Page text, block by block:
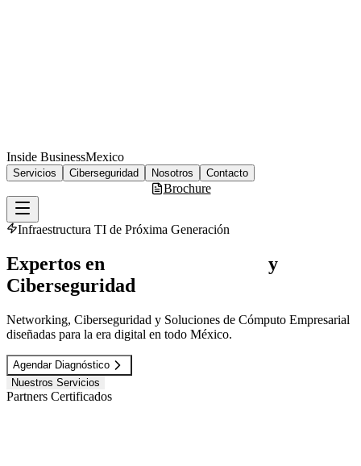
Inside BusinessMexico
Servicios Ciberseguridad Nosotros Contacto
Brochure
Infraestructura TI de Próxima Generación
Expertos en
y
Ciberseguridad
Networking, Ciberseguridad y Soluciones de Cómputo Empresarial
diseñadas para la era digital en todo México.
Agendar Diagnóstico
Nuestros Servicios
Partners Certificados